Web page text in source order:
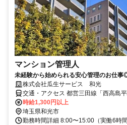
マンション管理人
未経験から始められる安心管理のお仕
株式会社瓜生サービス 和光
交通・アクセス 都営三田線「西高島
和光市駅よりバス12分 「白子三丁目
時給1,300円以上
埼玉県和光市
勤務時間詳細 8:00〜15:00（実働6時